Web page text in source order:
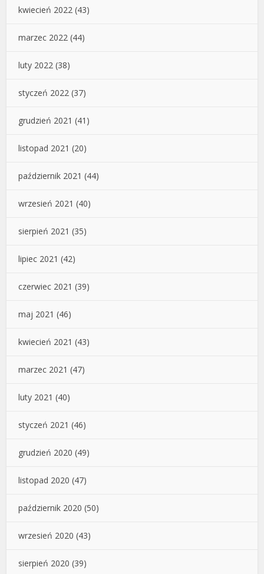
kwiecień 2022 (43)
marzec 2022 (44)
luty 2022 (38)
styczeń 2022 (37)
grudzień 2021 (41)
listopad 2021 (20)
październik 2021 (44)
wrzesień 2021 (40)
sierpień 2021 (35)
lipiec 2021 (42)
czerwiec 2021 (39)
maj 2021 (46)
kwiecień 2021 (43)
marzec 2021 (47)
luty 2021 (40)
styczeń 2021 (46)
grudzień 2020 (49)
listopad 2020 (47)
październik 2020 (50)
wrzesień 2020 (43)
sierpień 2020 (39)